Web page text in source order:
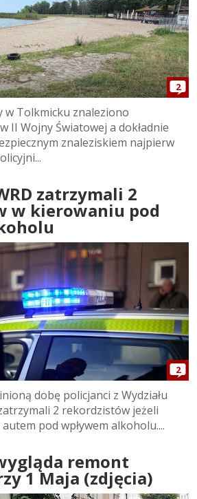
2
w Tolkmicku znaleziono
II Wojny Światowej a dokładnie
znaleziskiem najpierw
zatrzymali 2
w kierowaniu pod
2
dobę policjanci z Wydziału
2 rekordzistów jeżeli
pod wpływem alkoholu....
remont
1 Maja (zdjęcia)